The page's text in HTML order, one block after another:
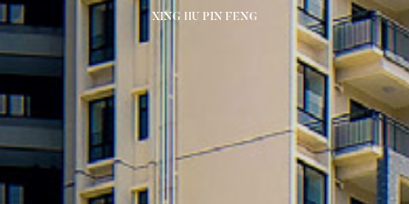
XING HU PIN FENG